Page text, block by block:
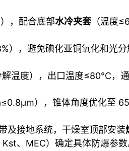
，配合底部水冷夹套（温度
），避免碘化亚铜氧化和光
解温度），出口温度≤80℃，
），锥体角度优化至
及接地系统，干燥室顶部安装
、MEC）确定具体防爆参数